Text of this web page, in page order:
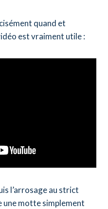
quand et
est vraiment utile :
l’arrosage au strict
une motte simplement